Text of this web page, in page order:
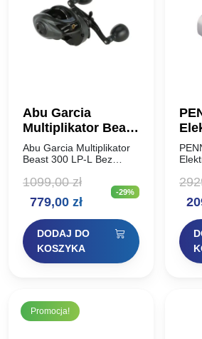
Abu Garcia
Multiplikator Beast
300 LP-L
Abu Garcia Multiplikator
Beast 300 LP-L Bez
designu, jakości i
multiplikatorów
wykorzystuje unikalny
system przekładni i
hamulca, zapewniający…
1099,00zł
Pierwotna
cena
wynosiła:
1099,00 zł.
779,00 złAktualna
cena
wynosi:
779,00 zł.
-29%
DODAJ DO
KOSZYKA
to
Promocja!